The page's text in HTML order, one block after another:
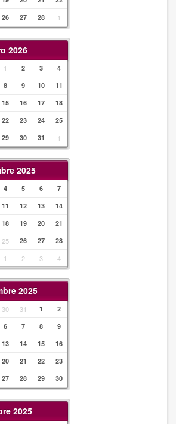
26 27 28 1
2026
1 2 3
4
8 9 10
11
15 16 17
18
22 23 24
25
29 30 31 1
2025
4 5 6
7
11 12 13
14
18 19 20
21
25 26 27
28
1 2 3 4
2025
30 31 1
2
6 7 8
9
13 14 15
16
20 21 22
23
27 28 29 30
2025